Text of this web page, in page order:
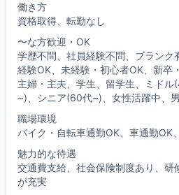
働き方
資格取得、転勤なし
〜な方歓迎・OK
学歴不問、社員経験不問、ブランク
経験OK、未経験・初心者OK、新卒
主婦・主夫、学生、留学生、ミド
~)、シニア(60代~)、女性活躍中、
職場環境
バイク・自転車通勤OK、車通勤OK
魅力的な待遇
交通費支給、社会保険制度あり、研
が充実